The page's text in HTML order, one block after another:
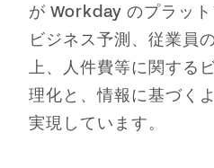
が Workday のプラット
ビジネス予測、従業員
上、人件費等に関する
理化と、情報に基づく
実現しています。